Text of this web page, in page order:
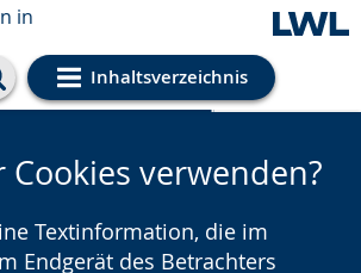
in
Inhaltsverzeichnis
Einstellungen
verwenden?
Textinformation, die im
Endgerät des Betrachters